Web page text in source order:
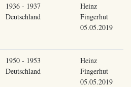
1936 - 1937
Deutschland
Heinz
Fingerhut
05.05.2019
1950 - 1953
Deutschland
Heinz
Fingerhut
05.05.2019